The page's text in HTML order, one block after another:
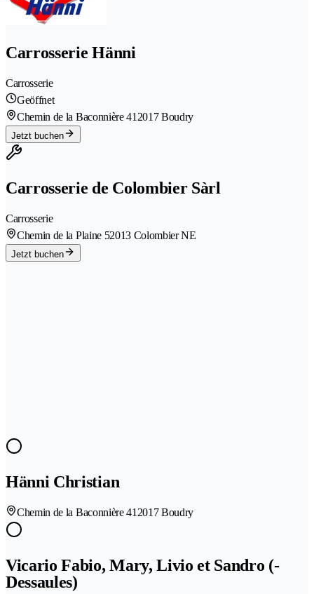
Carrosserie Hänni
Carrosserie
Geöffnet
Chemin de la Baconnière 41 2017 Boudry
Jetzt buchen
Carrosserie de Colombier Sàrl
Carrosserie
Chemin de la Plaine 52013 Colombier NE
Jetzt buchen
Hänni Christian
Chemin de la Baconnière 41 2017 Boudry
Vicario Fabio, Mary, Livio et Sandro (-
Dessaules)